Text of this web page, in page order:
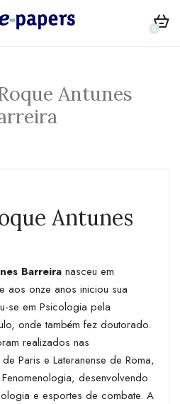
0
Antunes
Antunes
Barreira nasceu em
aos onze anos iniciou sua
se em Psicologia pela
onde também fez doutorado.
realizados nas
Paris e Lateranense de Roma,
desenvolvendo
e esportes de combate. A